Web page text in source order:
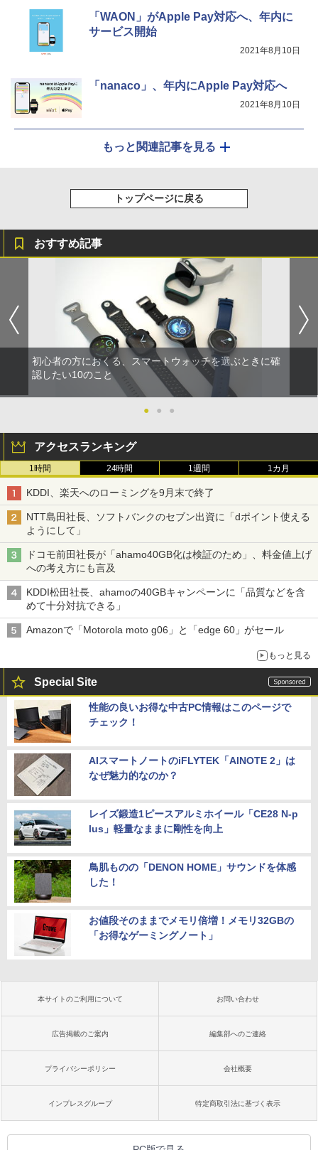
「WAON」がApple Pay対応へ、年内に
サービス開始
2021年8月10日
「nanaco」、年内にApple Pay対応へ
2021年8月10日
もっと関連記事を見る
トップページに戻る
おすすめ記事
初心者の方におくる、スマートウォッチを選ぶときに確
認したい10のこと
● ● ●
アクセスランキング
1時間 24時間 1週間 1カ月
KDDI、楽天へのローミングを9月末で終了
NTT島田社長、ソフトバンクのセブン出資に「dポイント使える
ようにして」
ドコモ前田社長が「ahamo40GB化は検証のため」、料金値上げ
への考え方にも言及
KDDI松田社長、ahamoの40GBキャンペーンに「品質などを含
めて十分対抗できる」
Amazonで「Motorola moto g06」と「edge 60」がセール
もっと見る
Special Site
性能の良いお得な中古PC情報はこのページで
チェック！
AIスマートノートのiFLYTEK「AINOTE 2」は
なぜ魅力的なのか？
レイズ鍛造1ピースアルミホイール「CE28 N-p
lus」軽量なままに剛性を向上
鳥肌ものの「DENON HOME」サウンドを体感
した！
お値段そのままでメモリ倍増！メモリ32GBの
「お得なゲーミングノート」
本サイトのご利用について お問い合わせ
広告掲載のご案内 編集部へのご連絡
プライバシーポリシー 会社概要
インプレスグループ 特定商取引法に基づく表示